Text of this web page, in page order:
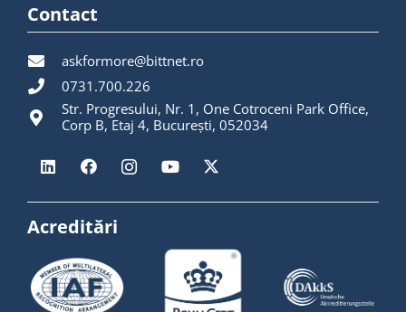
Contact
askformore@bittnet.ro
0731.700.226
Str. Progresului, Nr. 1, One Cotroceni Park Office,
Corp B, Etaj 4, București, 052034
Acreditări